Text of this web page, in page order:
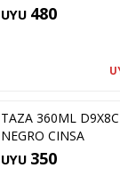
UYU 480
TAZA 360ML
NEGRO CINSA
UYU 350